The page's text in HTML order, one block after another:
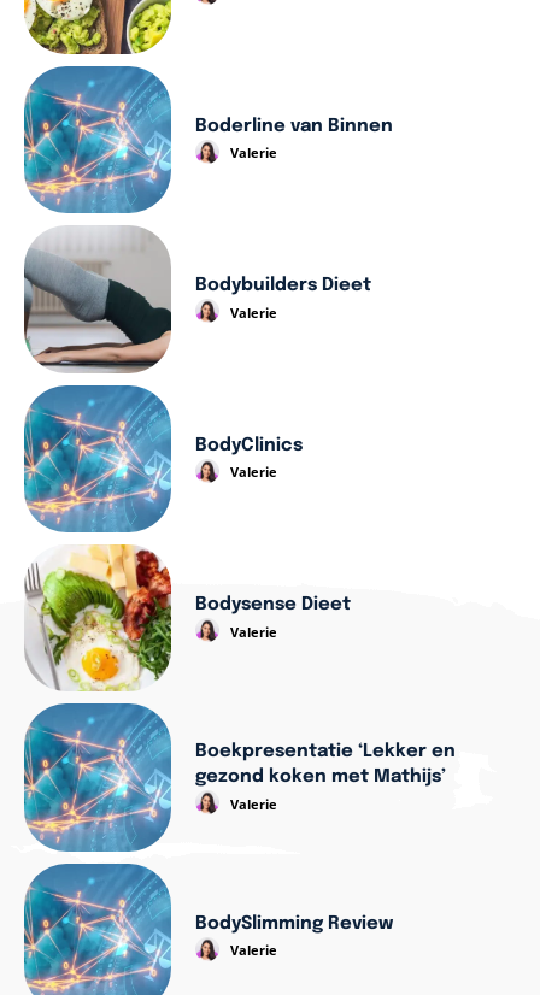
Boderline van Binnen
Valerie
Bodybuilders Dieet
Valerie
BodyClinics
Valerie
Bodysense Dieet
Valerie
Boekpresentatie ‘Lekker en
gezond koken met Mathijs’
Valerie
BodySlimming Review
Valerie